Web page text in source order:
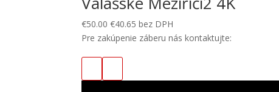
€50.00 €40.65 bez DPH
Pre zakúpenie záberu nás kontaktujte: